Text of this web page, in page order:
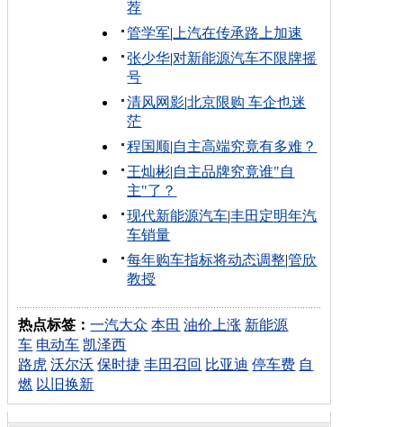
荐
管学军| 上汽在传承路上加速
张少华|对新能源汽车不限牌摇
号
清风网影|北京限购 车企也迷
茫
程国顺|自主高端究竟有多难？
王灿彬|自主品牌究竟谁"自
主"了？
现代新能源汽车|丰田定明年汽
车销量
每年购车指标将动态调整|管欣
教授
热点标签：一汽大众 本田 油价上涨 新能源
车 电动车 凯泽西
路虎 沃尔沃 保时捷 丰田召回 比亚迪 停车费 自
燃 以旧换新